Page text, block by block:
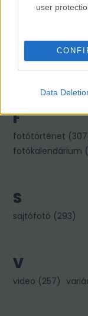
user
Data
322)
kincses károly (96
F
fotótörténet (307
fotókalendárium
S
sajtófotó (293)
V
video (257)